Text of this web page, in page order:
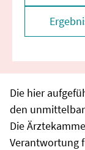
Die hier
den
Die
Verantwortung